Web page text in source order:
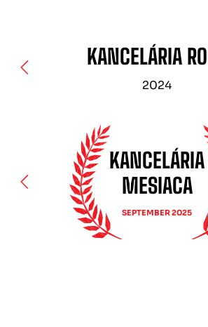
KANCELÁRIA
2024
KANCELÁRIA
MESIACA
SEPTEMBER 2025